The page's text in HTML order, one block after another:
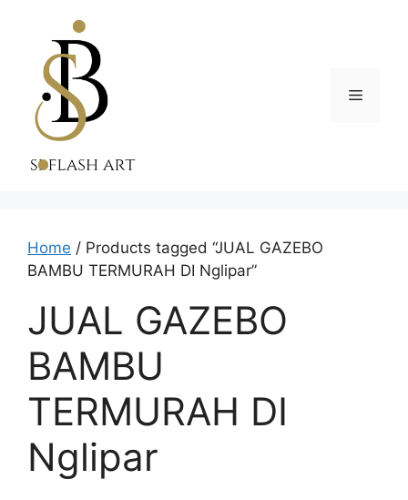
content
Menu
Home / Products tagged “JUAL GAZEBO
BAMBU TERMURAH DI Nglipar”
JUAL GAZEBO
BAMBU
TERMURAH DI
Nglipar